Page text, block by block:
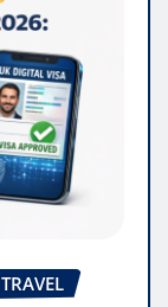
TRAVEL